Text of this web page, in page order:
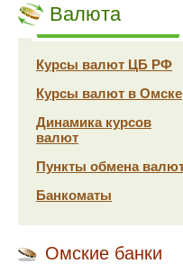
Валюта
Курсы валют ЦБ РФ
Курсы валют в Омске
Динамика курсов
валют
Пункты обмена
Банкоматы
Омские банки